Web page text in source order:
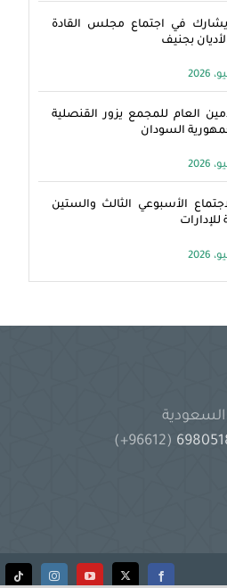
في اجتماع مجلس القادة
بجنيف
العام للمجمع يزور القنصلية
السودان
الأسبوعي الثالث والستين
للإدارات
(96612+)